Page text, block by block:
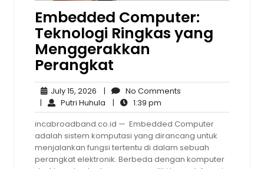
Embedded Computer:
Teknologi Ringkas yang
Menggerakkan
Perangkat
July 15, 2026 July
15,
2026
| No Comments
| Putri Huhula Putri
Huhula
| 1:39 pm
pm
incabroadband.co.id — Embedded Computer
adalah sistem komputasi yang dirancang untuk
menjalankan fungsi tertentu di dalam sebuah
perangkat elektronik. Berbeda dengan komputer